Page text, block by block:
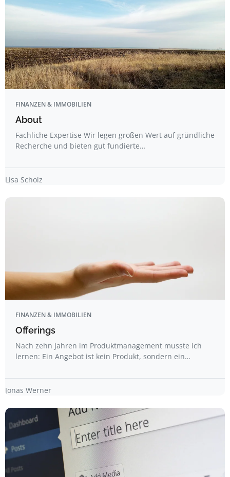
FINANZEN & IMMOBILIEN
About
Fachliche Expertise Wir legen großen Wert auf gründliche
Recherche und bieten gut fundierte…
Lisa Scholz
FINANZEN & IMMOBILIEN
Offerings
Nach zehn Jahren im Produktmanagement musste ich
lernen: Ein Angebot ist kein Produkt, sondern ein…
Jonas Werner